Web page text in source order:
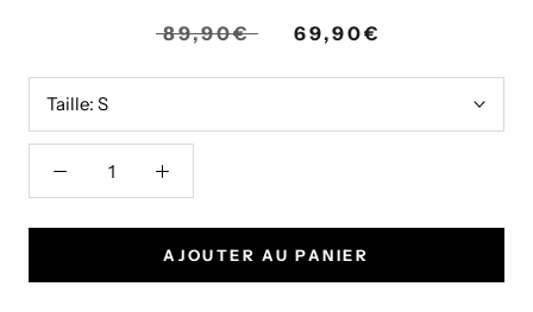
89,90€ 69,90€
Taille: S
AJOUTER AU PANIER